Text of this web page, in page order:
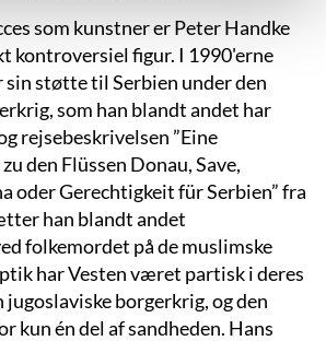
som kunstner er Peter Handke
kontroversiel figur. I 1990'erne
sin støtte til Serbien under den
som han blandt andet har
rejsebeskrivelsen ”Eine
den Flüssen Donau, Save,
oder Gerechtigkeit für Serbien” fra
han blandt andet
folkemordet på de muslimske
har Vesten været partisk i deres
borgerkrig, og den
én del af sandheden. Hans